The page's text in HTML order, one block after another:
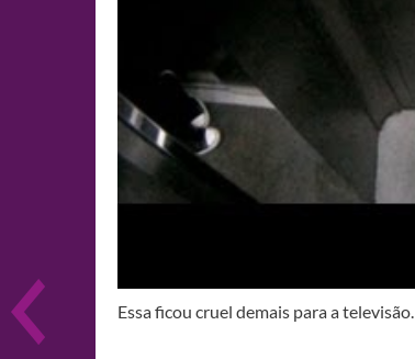
Essa ficou cruel demais para a televisão.